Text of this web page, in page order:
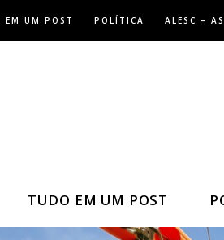
EM UM POST POLÍTICA ALESC –
TUDO EM UM POST